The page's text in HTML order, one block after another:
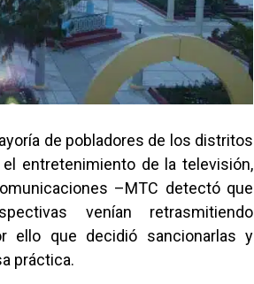
de pobladores de los distritos
entretenimiento de la televisión,
–MTC detectó que
venían retrasmitiendo
ello que decidió sancionarlas y
práctica.